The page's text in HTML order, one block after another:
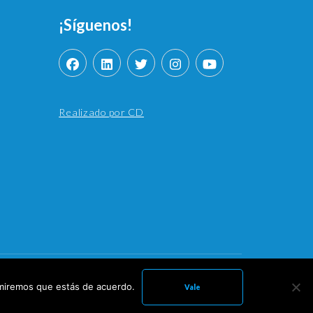
¡Síguenos!
Realizado por CD
conWordPress.
que estás de acuerdo. Vale